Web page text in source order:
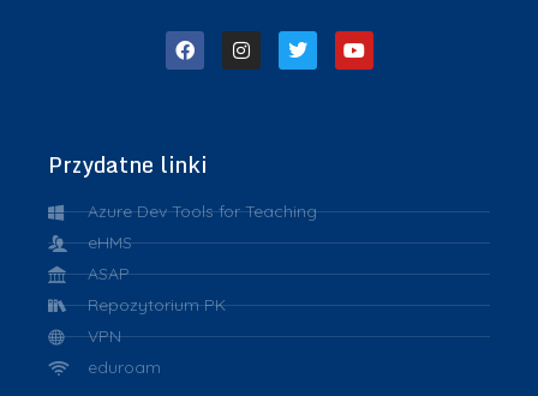
Przydatne linki
Azure Dev Tools for Teaching
eHMS
ASAP
Repozytorium PK
VPN
eduroam